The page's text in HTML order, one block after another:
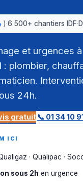
)·6 500+ chantiers IDF·
et urgences
: plombier,
24h.
gratuit📞 01 34 10
ICI
· Qualipac ·
sous 2h en urgence